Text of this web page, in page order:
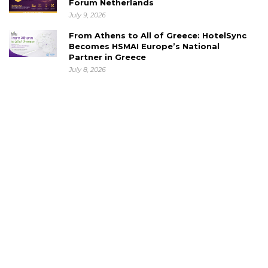
Forum Netherlands
July 9, 2026
From Athens to All of Greece: HotelSync
Becomes HSMAI Europe’s National
Partner in Greece
July 8, 2026